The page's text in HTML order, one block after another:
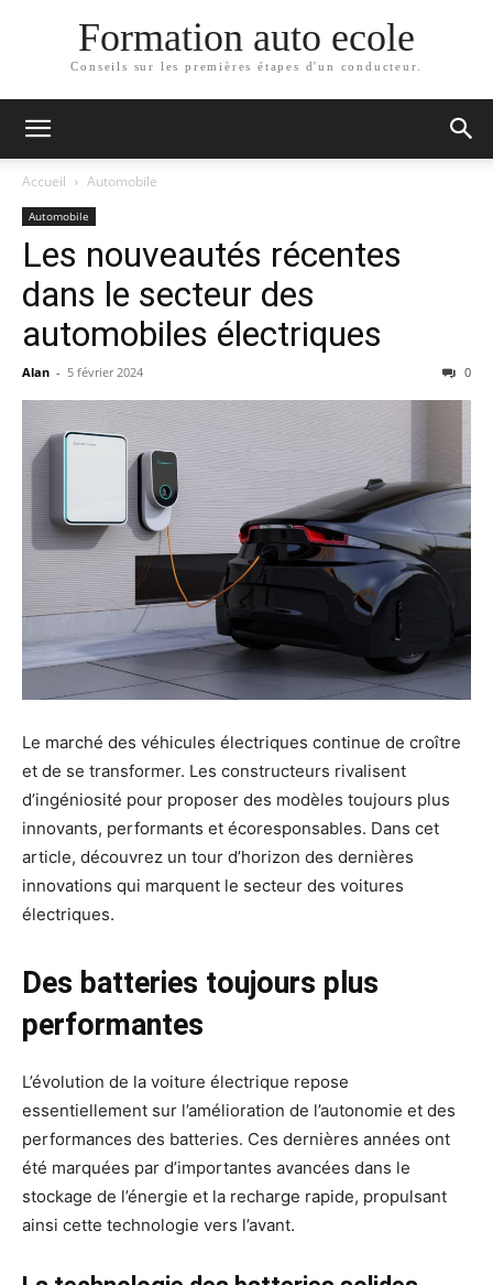
Formation auto ecole
Conseils sur les premières étapes d'un conducteur.
Accueil Automobile
Automobile
Les nouveautés récentes
dans le secteur des
automobiles électriques
Alan - 5 février 2024 0
Le marché des véhicules électriques continue de croître
et de se transformer. Les constructeurs rivalisent
d’ingéniosité pour proposer des modèles toujours plus
innovants, performants et écoresponsables. Dans cet
article, découvrez un tour d’horizon des dernières
innovations qui marquent le secteur des voitures
électriques.
Des batteries toujours plus
performantes
L’évolution de la voiture électrique repose
essentiellement sur l’amélioration de l’autonomie et des
performances des batteries. Ces dernières années ont
été marquées par d’importantes avancées dans le
stockage de l’énergie et la recharge rapide, propulsant
ainsi cette technologie vers l’avant.